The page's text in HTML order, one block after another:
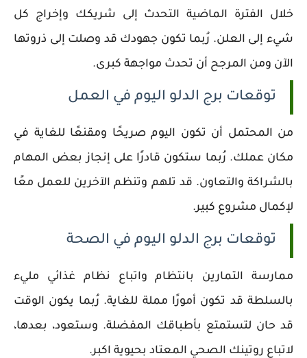
خلال الفترة الماضية التحدث إلى شريكك وإخراج كل
شيء إلى العلن. رُبما تكون جهودك قد وصلت إلى ذروتها
الآن ومن المرجح أن تحدث مواجهة كبرى.
توقعات برج الدلو اليوم في العمل
من المحتمل أن تكون اليوم صريحًا ومقنعًا للغاية في
مكان عملك. رُبما ستكون قادرًا على إنجاز بعض المهام
بالشراكة والتعاون. قد تلهم وتنظم الآخرين للعمل معًا
لإكمال مشروع كبير.
توقعات برج الدلو اليوم في الصحة
ممارسة التمارين بانتظام واتباع نظام غذائي مليء
بالسلطة قد تكون أمورًا مملة للغاية. رُبما يكون الوقت
قد حان لتستمتع بأطباقك المفضلة. وستعود، بعدها،
لاتباع روتينك الصحي المعتاد بحيوية اكبر.